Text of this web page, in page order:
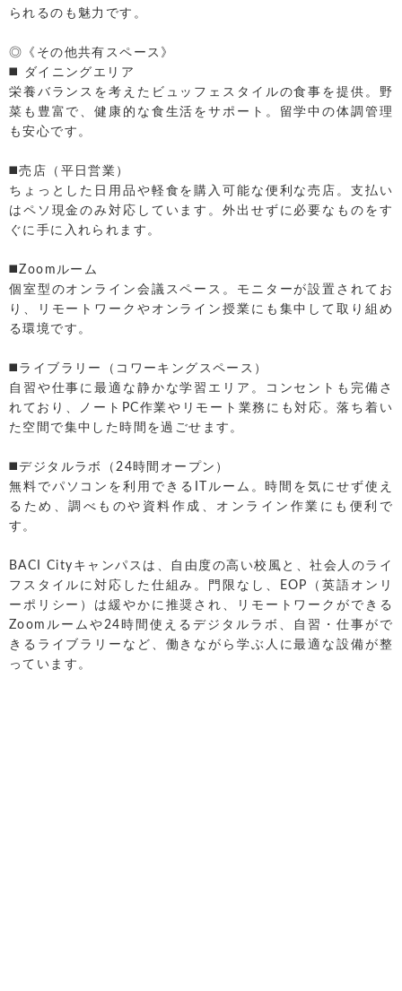
られるのも魅力です。
◎《その他共有スペース》
◼️ ダイニングエリア
栄養バランスを考えたビュッフェスタイルの食事を提供。野
菜も豊富で、健康的な食生活をサポート。留学中の体調管理
も安心です。
◼️売店（平日営業）
ちょっとした日用品や軽食を購入可能な便利な売店。支払い
はペソ現金のみ対応しています。外出せずに必要なものをす
ぐに手に入れられます。
◼️Zoomルーム
個室型のオンライン会議スペース。モニターが設置されてお
り、リモートワークやオンライン授業にも集中して取り組め
る環境です。
◼️ライブラリー（コワーキングスペース）
自習や仕事に最適な静かな学習エリア。コンセントも完備さ
れており、ノートPC作業やリモート業務にも対応。落ち着い
た空間で集中した時間を過ごせます。
◼️デジタルラボ（24時間オープン）
無料でパソコンを利用できるITルーム。時間を気にせず使え
るため、調べものや資料作成、オンライン作業にも便利で
す。
BACI Cityキャンパスは、自由度の高い校風と、社会人のライ
フスタイルに対応した仕組み。門限なし、EOP（英語オンリ
ーポリシー）は緩やかに推奨され、リモートワークができる
Zoomルームや24時間使えるデジタルラボ、自習・仕事がで
きるライブラリーなど、働きながら学ぶ人に最適な設備が整
っています。